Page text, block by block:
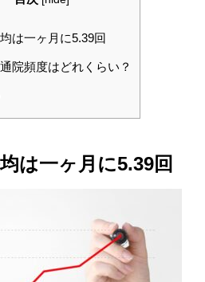
は一ヶ月に5.39回
院頻度はどれくらい？
は一ヶ月に5.39回